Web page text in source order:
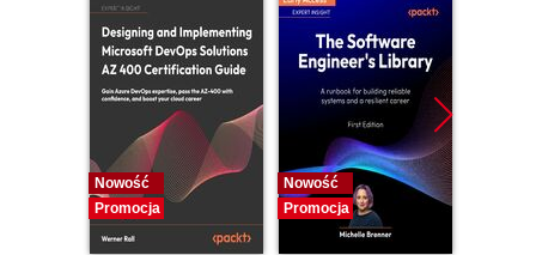
Nowość
Promocja
Nowość
Promocja